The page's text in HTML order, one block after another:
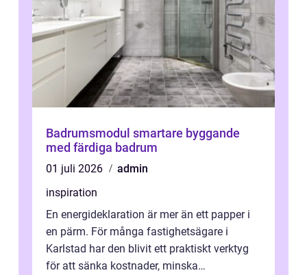
Badrumsmodul smartare byggande
med färdiga badrum
01 juli 2026
admin
inspiration
En energideklaration är mer än ett papper i
en pärm. För många fastighetsägare i
Karlstad har den blivit ett praktiskt verktyg
för att sänka kostnader, minska